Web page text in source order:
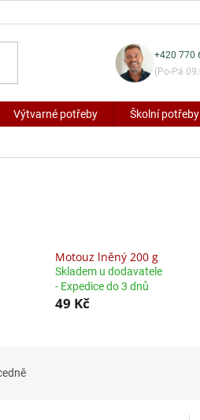
+420 770
(Po-Pá
Výtvarné potřeby Školní potřeby
Motouz lněný 200 g
Skladem u dodavatele
- Expedice do 3 dnů
49 Kč